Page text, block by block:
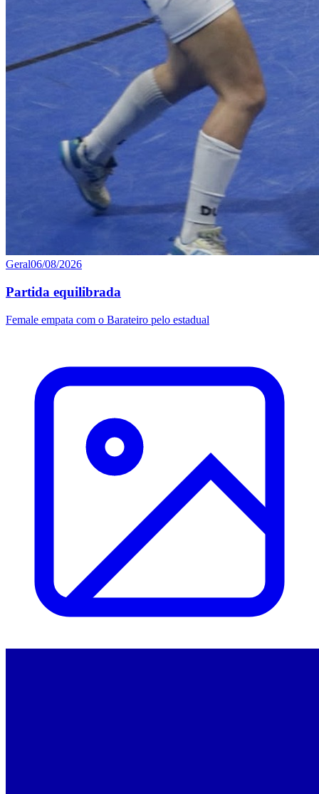
Geral06/08/2026
Partida equilibrada
Female empata com o Barateiro pelo estadual